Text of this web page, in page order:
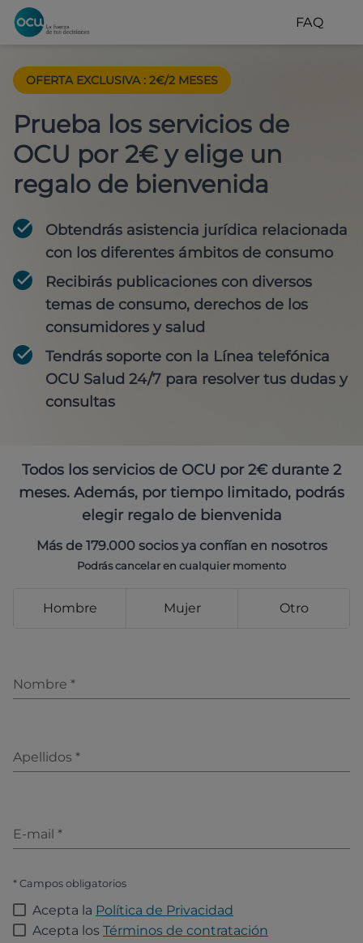
FAQ
OFERTA EXCLUSIVA : 2€/2 MESES
Prueba los servicios de
OCU por 2€ y elige un
regalo de bienvenida
Obtendrás asistencia jurídica relacionada
con los diferentes ámbitos de consumo
Recibirás publicaciones con diversos
temas de consumo, derechos de los
consumidores y salud
Tendrás soporte con la Línea telefónica
OCU Salud 24/7 para resolver tus dudas y
consultas
Todos los servicios de OCU por 2€ durante 2
meses. Además, por tiempo limitado, podrás
elegir regalo de bienvenida
Más de 179.000 socios ya confían en nosotros
Podrás cancelar en cualquier momento
Hombre Mujer Otro
Nombre *
Apellidos *
E-mail *
* Campos obligatorios
Acepta la Política de Privacidad
Acepta los Términos de contratación